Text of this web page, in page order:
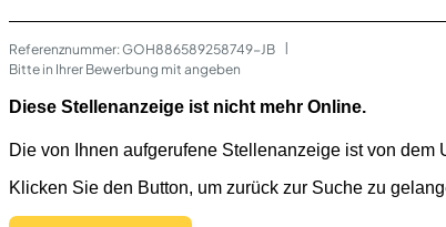
Referenznummer: GOH886589258749-JB
Bitte in Ihrer Bewerbung mit angeben